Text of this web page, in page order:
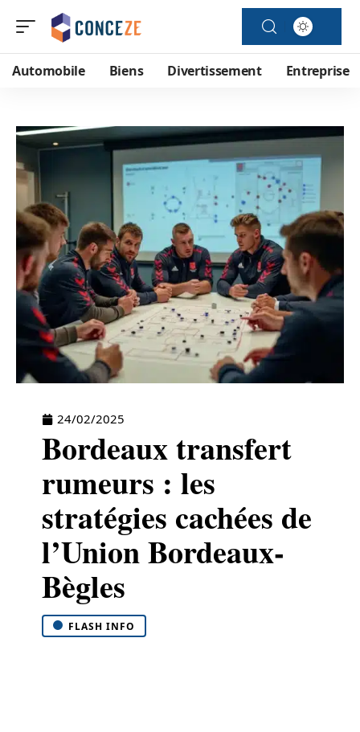
Automobile Biens Divertissement Entreprise
24/02/2025
Bordeaux transfert
rumeurs : les
stratégies cachées de
l’Union Bordeaux-
Bègles
FLASH INFO